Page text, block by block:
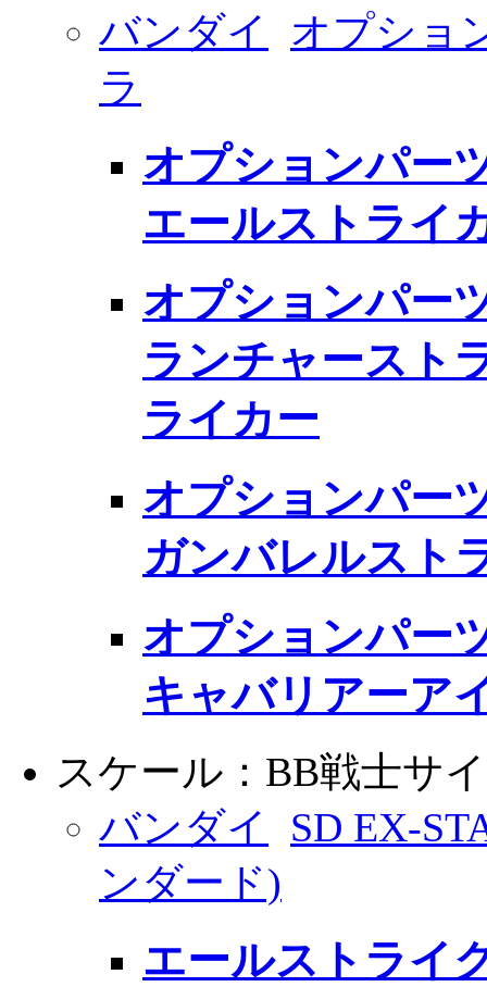
バンダイ
オプショ
ラ
オプションパー
エールストライ
オプションパー
ランチャースト
ライカー
オプションパー
ガンバレルスト
オプションパー
キャバリアーア
スケール：BB戦士サ
バンダイ
SD EX-
ンダード)
エールストライ